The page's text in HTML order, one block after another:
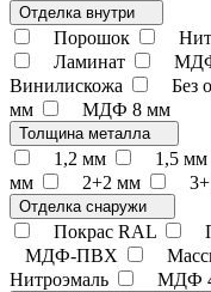
Отделка внутри
Порошок
Ламинат
Винилискожа
Без
мм
МДФ 8 мм
Толщина металла
1,2 мм 1,5 мм
мм
2+2 мм
Отделка снаружи
Покрас RAL
МДФ-ПВХ
Нитроэмаль
МДФ